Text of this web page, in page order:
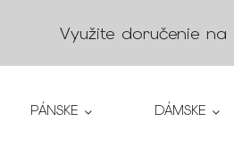
Využite doručenie na
PÁNSKE DÁMSKE